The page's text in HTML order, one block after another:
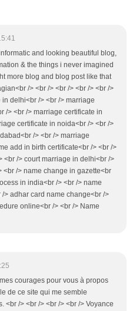
and looking beautiful blog,
& the things i never imagined
more blog and blog post like that
/> <br /> <br /> <br /> <br />
delhi<br /> <br /> marriage
/> <br /> marriage certificate in
certificate in noida<br /> <br />
/> <br /> marriage
add in birth certificate<br /> <br />
<br /> court marriage in delhi<br />
<br /> name change in gazette<br
in india<br /> <br /> name
> adhar card name change<br />
online<br /> <br /> Name
courages pour vous à propos
de ce site qui me semble
<br /> <br /> <br /> <br /> Voyance